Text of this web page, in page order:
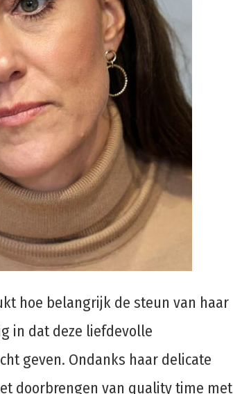
hoe belangrijk de steun van haar
in dat deze liefdevolle
geven. Ondanks haar delicate
doorbrengen van quality time met